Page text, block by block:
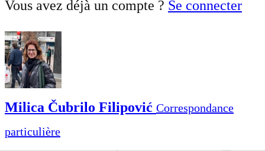
Vous avez déjà un compte ? Se connecter
Milica Čubrilo Filipović Correspondance
particulière